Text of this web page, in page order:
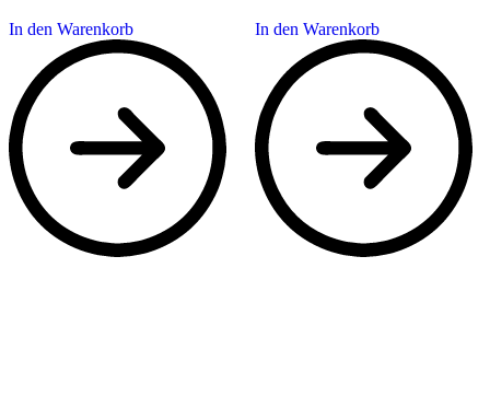
In den Warenkorb In den Warenkorb